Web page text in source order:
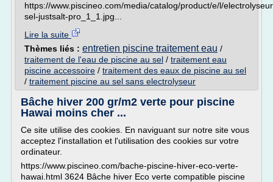
https://www.piscineo.com/media/catalog/product/e/l/
sel-justsalt-pro_1_1.jpg...
Lire la suite
Thèmes liés : entretien piscine traitement eau /
traitement de l'eau de piscine au sel / traitement eau
piscine accessoire / traitement des eaux de piscine au sel
/ traitement piscine au sel sans electrolyseur
Bâche hiver 200 gr/m2 verte pour piscine
Hawai moins cher ...
Ce site utilise des cookies. En naviguant sur notre site vous
acceptez l'installation et l'utilisation des cookies sur votre
ordinateur.
https://www.piscineo.com/bache-piscine-hiver-eco-verte-
hawai.html 3624 Bâche hiver Eco verte compatible piscine